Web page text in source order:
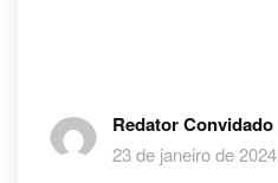
Redator Convidado
23 de janeiro de 2024